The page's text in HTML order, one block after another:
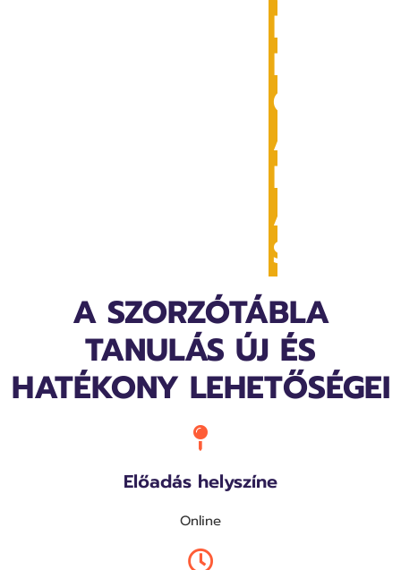
E
L
Ő
A
D
Á
S
A SZORZÓTÁBLA
TANULÁS ÚJ ÉS
HATÉKONY LEHETŐSÉGEI
Előadás helyszíne
Online